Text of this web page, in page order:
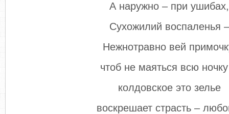
А наружно – при ушибах,
Сухожилий воспаленья –
Нежнотравно вей
чтоб не маяться всю
колдовское это зелье
воскрешает страсть –